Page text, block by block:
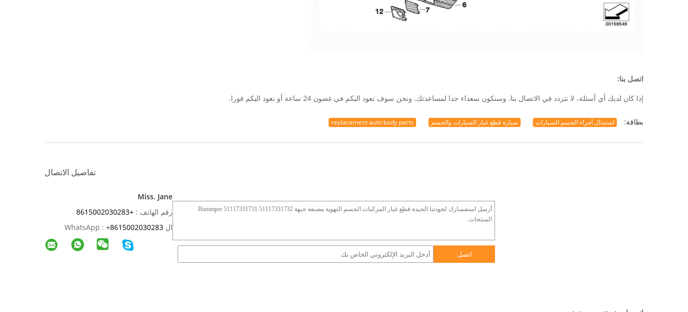
اتصل بنا:
إذا كان لديك أي أسئلة، لا تتردد في الاتصال بنا. وسنكون سعداء جدا لمساعدتك. ونحن سوف نعود اليكم في غضون 24 ساعة أو نعود اليكم فورا.
بطاقة: استبدال أجزاء الجسم السيارات سيارة قطع غيار السيارات والجسم replacement auto body parts
تفاصيل الاتصال
Miss. Jane
رقم الهاتف : +8615002030283
ال WhatsApp :
+8615002030283
اتصل